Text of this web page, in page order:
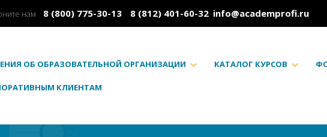
нам 8 (800) 775-30-13 8 (812) 401-60-32 info@academprofi.ru
ОБ ОБРАЗОВАТЕЛЬНОЙ ОРГАНИЗАЦИИ КАТАЛОГ КУРСОВ
КЛИЕНТАМ